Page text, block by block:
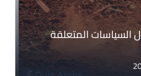
السياسات المتعلقة